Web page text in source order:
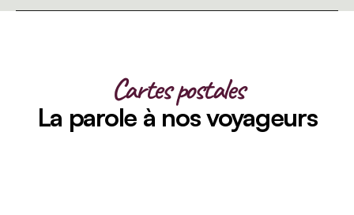
Cartes postales
La parole à nos voyageurs